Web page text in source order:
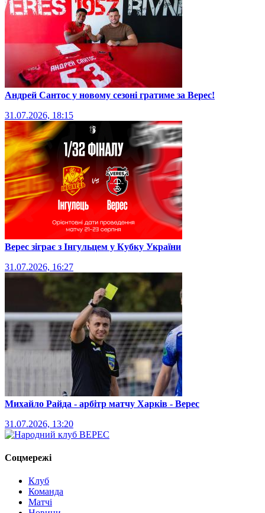
Андрей Сантос у новому сезоні гратиме за Верес!
31.07.2026, 18:15
Верес зіграє з Інгульцем у Кубку України
31.07.2026, 16:27
Михайло Райда - арбітр матчу Харків - Верес
31.07.2026, 13:20
Соцмережі
Клуб
Команда
Матчі